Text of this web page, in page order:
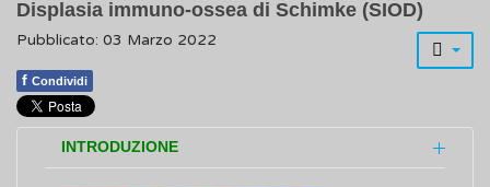
Displasia immuno-ossea di Schimke (SIOD)
Pubblicato: 03 Marzo 2022
f Condividi
INTRODUZIONE